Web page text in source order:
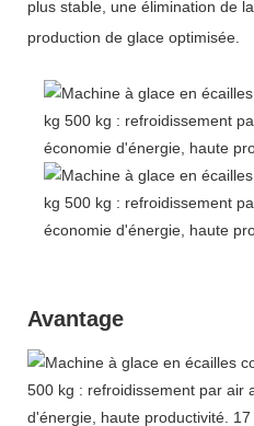
plus stable, une élimination de
production de glace optimisée.
Avantage